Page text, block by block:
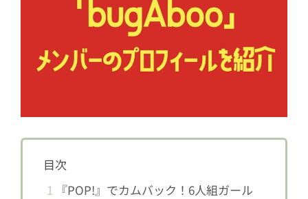
目次
1 『POP!』でカムバック！6人組ガール